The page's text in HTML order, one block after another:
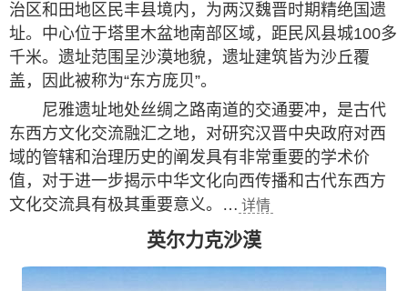
治区和田地区民丰县境内，为两汉魏晋时期精绝国遗
址。中心位于塔里木盆地南部区域，距民风县城100多
千米。遗址范围呈沙漠地貌，遗址建筑皆为沙丘覆
盖，因此被称为“东方庞贝”。
尼雅遗址地处丝绸之路南道的交通要冲，是古代
东西方文化交流融汇之地，对研究汉晋中央政府对西
域的管辖和治理历史的阐发具有非常重要的学术价
值，对于进一步揭示中华文化向西传播和古代东西方
文化交流具有极其重要意义。… 详情
英尔力克沙漠